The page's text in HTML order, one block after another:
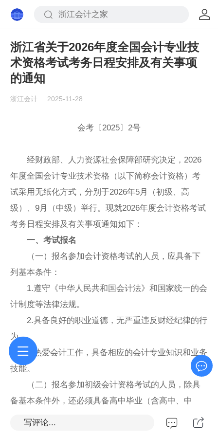
浙江省关于2026年度全国会计专业技
术资格考试考务日程安排及有关事项
的通知
浙江会计 2025-11-28
会考〔2025〕2号
经财政部、人力资源社会保障部研究决定，2026
年度全国会计专业技术资格（以下简称会计资格）考
试采用无纸化方式，分别于2026年5月（初级、高
级）、9月（中级）举行。现就2026年度会计资格考试
考务日程安排及有关事项通知如下：
一、考试报名
（一）报名参加会计资格考试的人员，应具备下
列基本条件：
1.遵守《中华人民共和国会计法》和国家统一的会
计制度等法律法规。
2.具备良好的职业道德，无严重违反财经纪律的行
为。
3.热爱会计工作，具备相应的会计专业知识和业务
技能。
（二）报名参加初级会计资格考试的人员，除具
备基本条件外，还必须具备高中毕业（含高中、中
专、职高和技校）及以上学历。
写评论...